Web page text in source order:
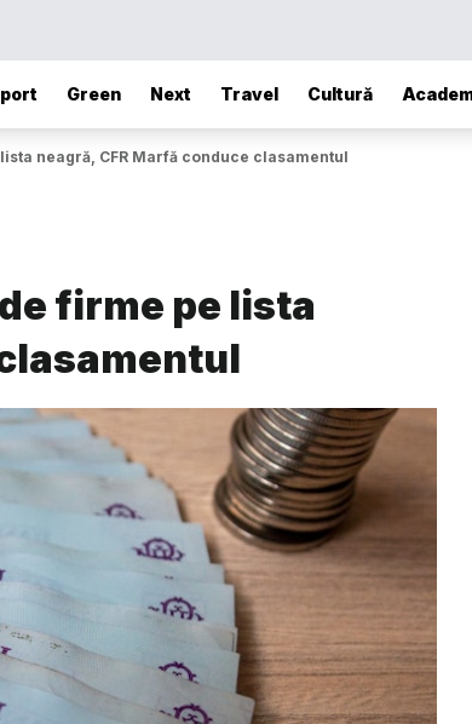
Green Next Travel Cultură
neagră, CFR Marfă conduce clasamentul
firme pe lista